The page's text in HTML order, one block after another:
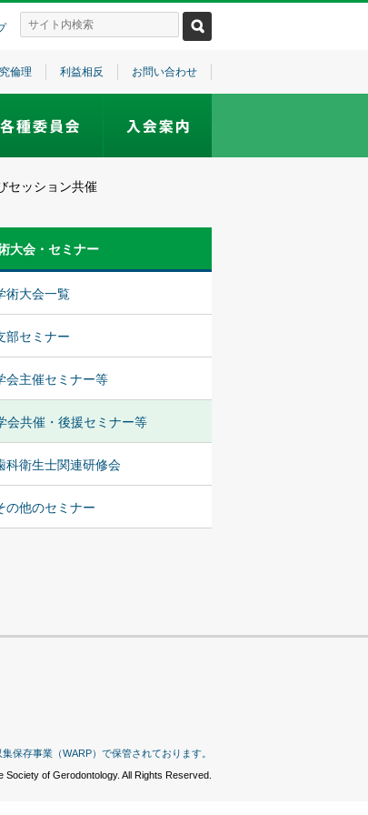
倫理 利益相反 お問い合わせ
セッション共催
大会・セミナー
術大会一覧
部セミナー
会主催セミナー等
会共催・後援セミナー等
科衛生士関連研修会
の他のセミナー
保存事業（WARP）で保管されております。
of Gerodontology. All Rights Reserved.